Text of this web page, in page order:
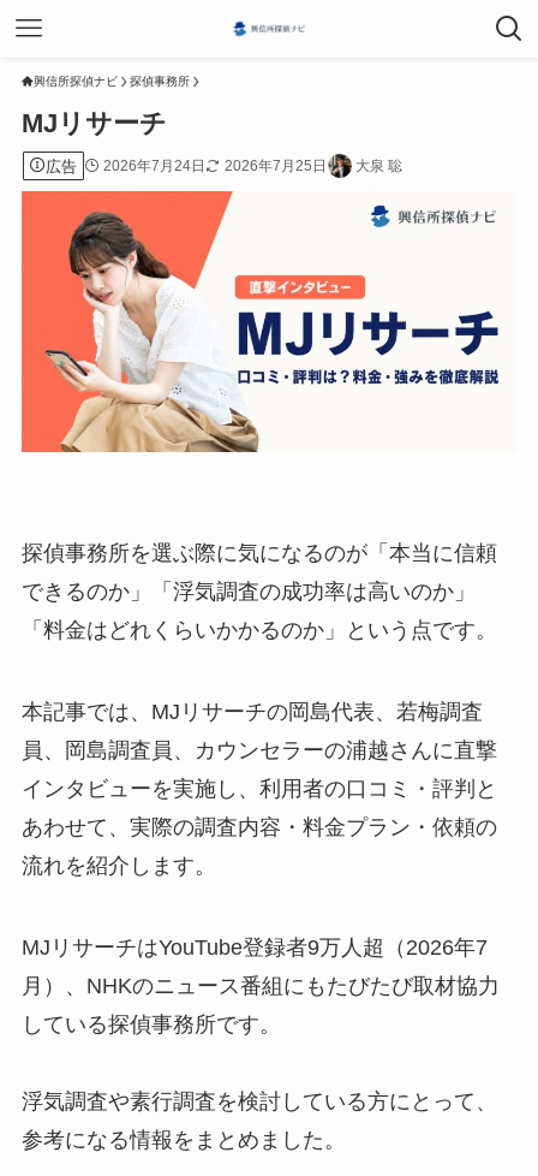
興信所探偵ナビ 探偵事務所
MJリサーチ
広告 2026年7月24日 2026年7月25日 大泉 聡
探偵事務所を選ぶ際に気になるのが「本当に信頼
できるのか」「浮気調査の成功率は高いのか」
「料金はどれくらいかかるのか」という点です。
本記事では、MJリサーチの岡島代表、若梅調査
員、岡島調査員、カウンセラーの浦越さんに直撃
インタビューを実施し、利用者の口コミ・評判と
あわせて、実際の調査内容・料金プラン・依頼の
流れを紹介します。
MJリサーチはYouTube登録者9万人超（2026年7
月）、NHKのニュース番組にもたびたび取材協力
している探偵事務所です。
浮気調査や素行調査を検討している方にとって、
参考になる情報をまとめました。